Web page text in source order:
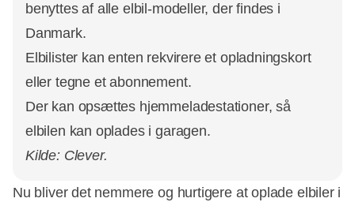
benyttes af alle elbil-modeller, der findes i
Danmark.
Elbilister kan enten rekvirere et opladningskort
eller tegne et abonnement.
Der kan opsættes hjemmeladestationer, så
elbilen kan oplades i garagen.
Kilde: Clever.
Nu bliver det nemmere og hurtigere at oplade elbiler i